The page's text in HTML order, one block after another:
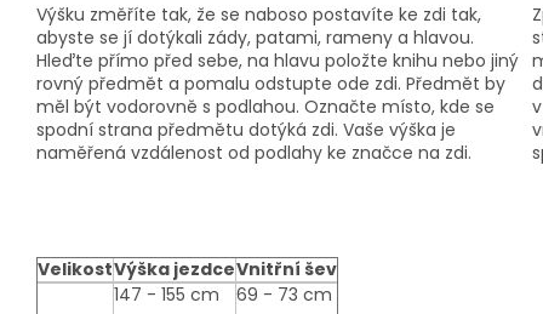
Výšku změříte tak, že se naboso postavíte ke zdi tak,
abyste se jí dotýkali zády, patami, rameny a hlavou.
Hleďte přímo před sebe, na hlavu položte knihu nebo jiný
rovný předmět a pomalu odstupte ode zdi. Předmět by
měl být vodorovně s podlahou. Označte místo, kde se
spodní strana předmětu dotýká zdi. Vaše výška je
naměřená vzdálenost od podlahy ke značce na zdi.
VelikostVýška jezdceVnitřní šev
147 - 155 cm
69 - 73 cm